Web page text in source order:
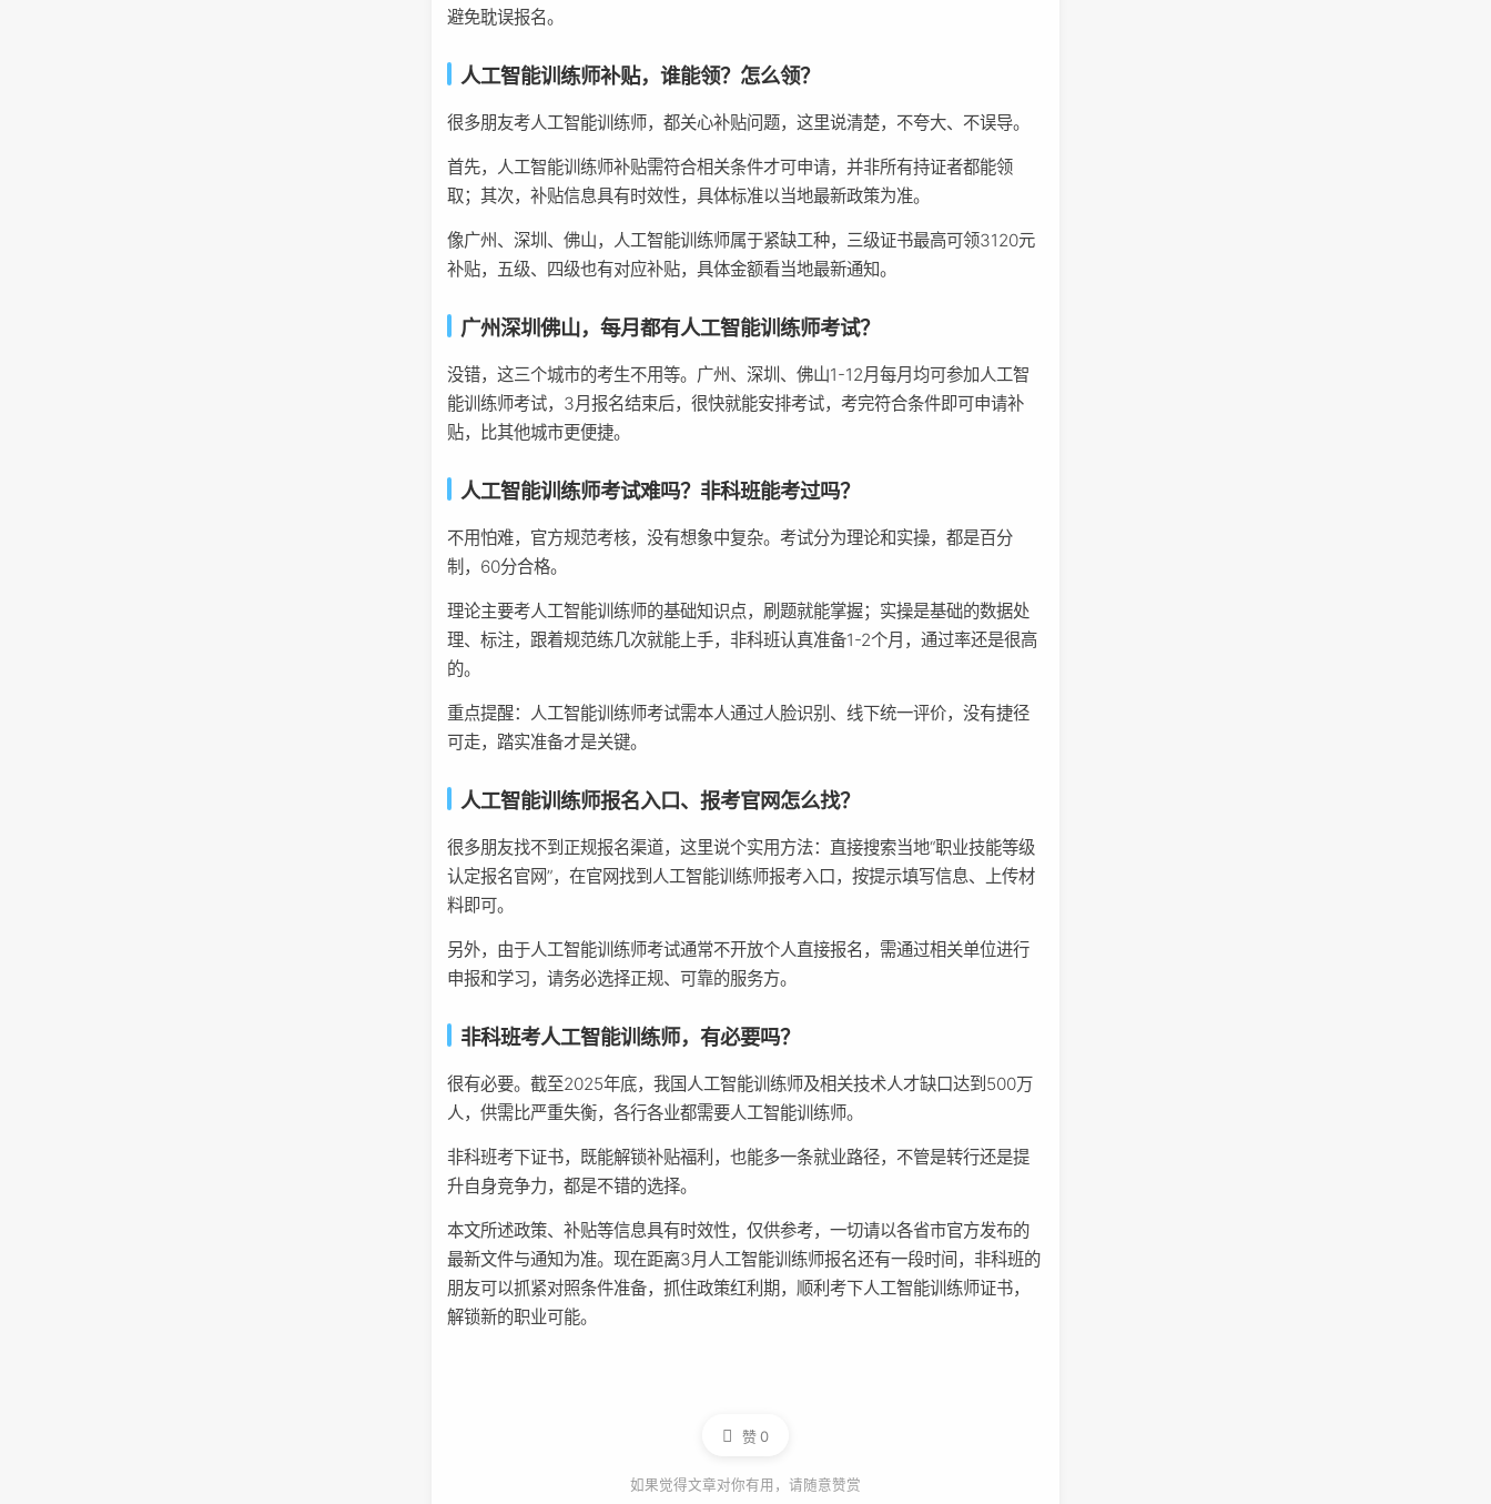
避免耽误报名。
人工智能训练师补贴，谁能领？怎么领？
很多朋友考人工智能训练师，都关心补贴问题，这里说清楚，不夸大、不误导。
首先，人工智能训练师补贴需符合相关条件才可申请，并非所有持证者都能领
取；其次，补贴信息具有时效性，具体标准以当地最新政策为准。
像广州、深圳、佛山，人工智能训练师属于紧缺工种，三级证书最高可领3120元
补贴，五级、四级也有对应补贴，具体金额看当地最新通知。
广州深圳佛山，每月都有人工智能训练师考试？
没错，这三个城市的考生不用等。广州、深圳、佛山1-12月每月均可参加人工智
能训练师考试，3月报名结束后，很快就能安排考试，考完符合条件即可申请补
贴，比其他城市更便捷。
人工智能训练师考试难吗？非科班能考过吗？
不用怕难，官方规范考核，没有想象中复杂。考试分为理论和实操，都是百分
制，60分合格。
理论主要考人工智能训练师的基础知识点，刷题就能掌握；实操是基础的数据处
理、标注，跟着规范练几次就能上手，非科班认真准备1-2个月，通过率还是很高
的。
重点提醒：人工智能训练师考试需本人通过人脸识别、线下统一评价，没有捷径
可走，踏实准备才是关键。
人工智能训练师报名入口、报考官网怎么找？
很多朋友找不到正规报名渠道，这里说个实用方法：直接搜索当地“职业技能等级
认定报名官网”，在官网找到人工智能训练师报考入口，按提示填写信息、上传材
料即可。
另外，由于人工智能训练师考试通常不开放个人直接报名，需通过相关单位进行
申报和学习，请务必选择正规、可靠的服务方。
非科班考人工智能训练师，有必要吗？
很有必要。截至2025年底，我国人工智能训练师及相关技术人才缺口达到500万
人，供需比严重失衡，各行各业都需要人工智能训练师。
非科班考下证书，既能解锁补贴福利，也能多一条就业路径，不管是转行还是提
升自身竞争力，都是不错的选择。
本文所述政策、补贴等信息具有时效性，仅供参考，一切请以各省市官方发布的
最新文件与通知为准。现在距离3月人工智能训练师报名还有一段时间，非科班的
朋友可以抓紧对照条件准备，抓住政策红利期，顺利考下人工智能训练师证书，
解锁新的职业可能。
赞0
如果觉得文章对你有用，请随意赞赏